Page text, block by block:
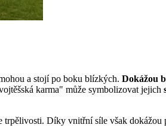
a stojí po boku blízkých. Dokážou
karma" může symbolizovat jejich
Díky vnitřní síle však dokážou